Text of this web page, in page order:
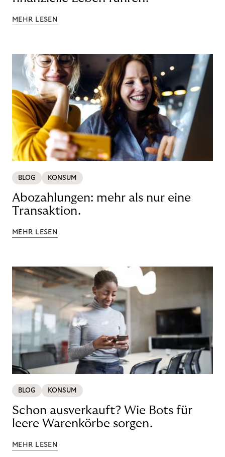
MEHR LESEN
BLOG KONSUM
Abozahlungen: mehr als nur eine
Transaktion.
MEHR LESEN
BLOG KONSUM
Schon ausverkauft? Wie Bots für
leere Warenkörbe sorgen.
MEHR LESEN